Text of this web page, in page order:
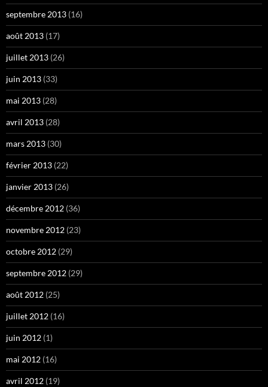
septembre 2013 (16)
août 2013 (17)
juillet 2013 (26)
juin 2013 (33)
mai 2013 (28)
avril 2013 (28)
mars 2013 (30)
février 2013 (22)
janvier 2013 (26)
décembre 2012 (36)
novembre 2012 (23)
octobre 2012 (29)
septembre 2012 (29)
août 2012 (25)
juillet 2012 (16)
juin 2012 (1)
mai 2012 (16)
avril 2012 (19)